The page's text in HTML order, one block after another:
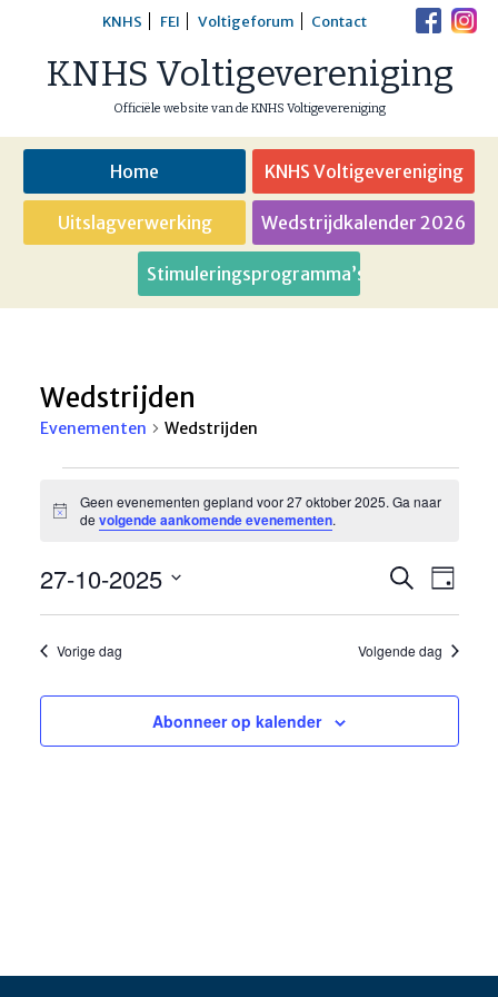
content
KNHS FEI Voltigeforum Contact
KNHS Voltigevereniging
Officiële website van de KNHS Voltigevereniging
Home KNHS Voltigevereniging
Uitslagverwerking Wedstrijdkalender 2026
Stimuleringsprogramma’s
Wedstrijden
Evenementen Wedstrijden
in
27
oktober
2025
Bericht
Geen evenementen gepland voor 27 oktober 2025. Ga naar
devolgende aankomende evenementen.
Zoeken
en
Zoeken
Dag
27-10-2025
datum.
Vorige dag Volgende dag
Abonneer op kalender